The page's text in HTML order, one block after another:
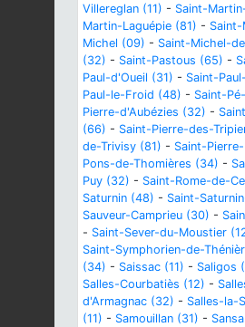
Villereglan (11) - Saint-
Martin-Laguépie (81) -
Michel (09) - Saint-Michel-
(32) - Saint-Pastous (65) -
Paul-d'Oueil (31) - Saint-
Paul-le-Froid (48) - Saint-
Pierre-d'Aubézies (32) -
(66) - Saint-Pierre-des-
de-Trivisy (81) - Saint-
Pons-de-Thomières (34) -
Puy (32) - Saint-Rome-de-
Saturnin (48) - Saint-
Sauveur-Camprieu (30) -
- Saint-Sever-du-Moustier
Saint-Symphorien-de-
(34) - Saissac (11) - Saligos
Salles-Courbatiès (12) -
d'Armagnac (32) - Salles-la-
(11) - Samouillan (31) -